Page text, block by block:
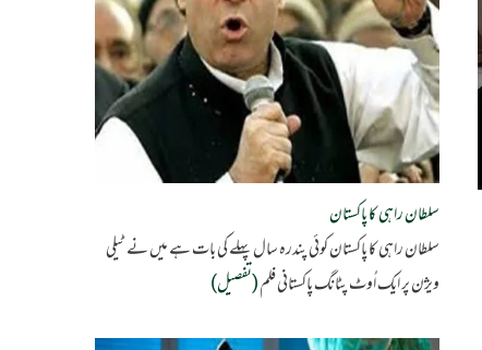
سلطان راہی کا پاکستان
سلطان راہی کا پاکستان کوئی پندرہ سال پہلے کی بات ہے میں نے ٹیلی
ویژن پر ایک اُوٹ پٹانگ پاکستانی فلم(تفصیل)